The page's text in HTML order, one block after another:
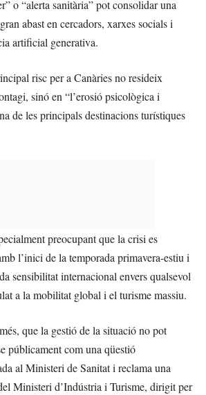
o “alerta sanitària” pot consolidar una
abast en cercadors, xarxes socials i
artificial generativa.
risc per a Canàries no resideix
sinó en “l’erosió psicològica i
de les principals destinacions turístiques
preocupant que la crisi es
l’inici de la temporada primavera-estiu i
sensibilitat internacional envers qualsevol
a la mobilitat global i el turisme massiu.
que la gestió de la situació no pot
públicament com una qüestió
al Ministeri de Sanitat i reclama una
Ministeri d’Indústria i Turisme, dirigit per